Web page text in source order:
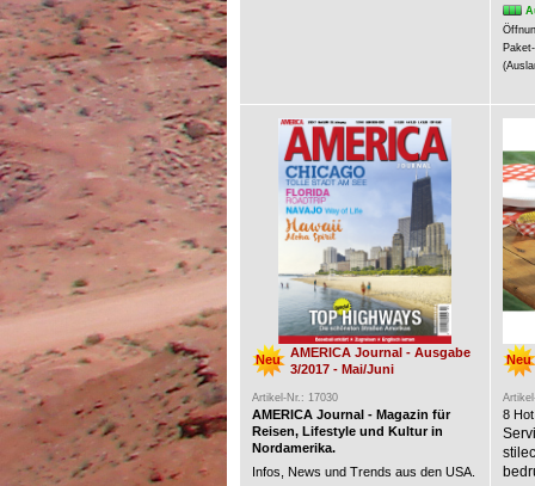
Neu
AMERICA Journal - Ausgabe
3/2017 - Mai/Juni
Artikel-Nr.: 17030
AMERICA Journal - Magazin für
Reisen, Lifestyle und Kultur in
Nordamerika.
Infos, News und Trends aus den USA.
Neu
8